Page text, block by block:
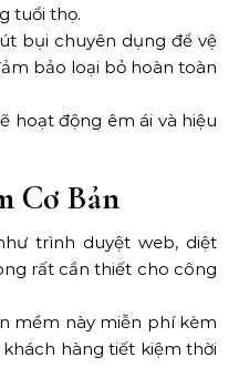
tuổi thọ.
bụi chuyên dụng để vệ
bảo loại bỏ hoàn toàn
hoạt động êm ái và hiệu
Cơ Bản
trình duyệt web, diệt
rất cần thiết cho công
mềm này miễn phí kèm
hàng tiết kiệm thời